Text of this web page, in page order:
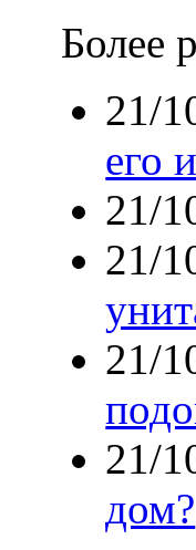
Более
21/
его
21/
21/
21/
21/
дом?